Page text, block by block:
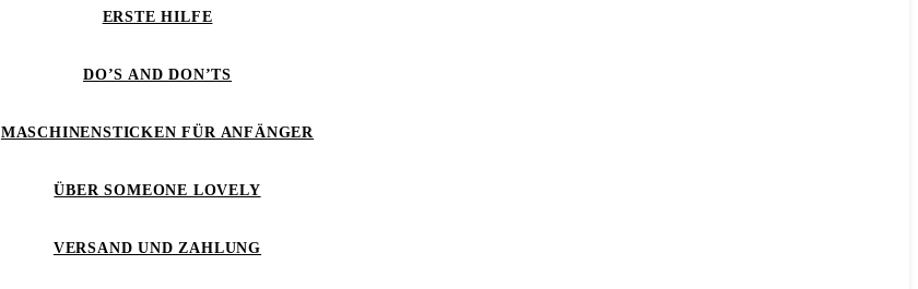
ERSTE HILFE
DO’S AND DON’TS
MASCHINENSTICKEN FÜR ANFÄNGER
ÜBER SOMEONE LOVELY
VERSAND UND ZAHLUNG